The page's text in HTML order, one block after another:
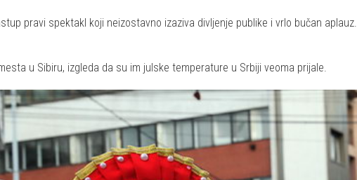
pravi spektakl koji neizostavno izaziva divljenje publike i vrlo bučan aplauz.
u Sibiru, izgleda da su im julske temperature u Srbiji veoma prijale.